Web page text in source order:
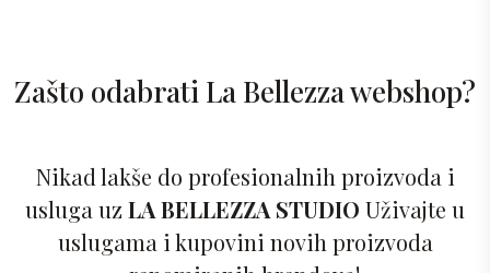
Zašto odabrati La Bellezza webshop?
Nikad lakše do profesionalnih proizvoda i
usluga uz LA BELLEZZA STUDIO Uživajte u
uslugama i kupovini novih proizvoda